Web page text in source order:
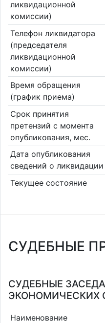
ликвидационной
комиссии)
Телефон ликвидатора
(председателя
ликвидационной
комиссии)
Время обращения
(график приема)
Срок принятия
претензий с момента
опубликования, мес.
Дата опубликования
сведений о ликвидации
Текущее состояние
СУДЕБНЫЕ
СУДЕБНЫЕ
ЭКОНОМИЧЕСКИХ
Наименование